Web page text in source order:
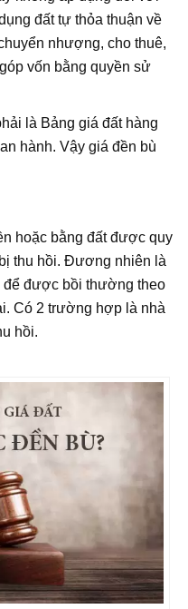
đất tự thỏa thuận về
nhượng, cho thuê,
vốn bằng quyền sử
là Bảng giá đất hàng
hành. Vậy giá đền bù
hoặc bằng đất được quy
thu hồi. Đương nhiên là
để được bồi thường theo
Có 2 trường hợp là nhà
hồi.